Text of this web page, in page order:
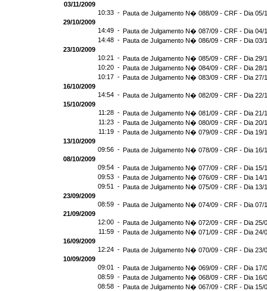
03/11/2009
10:33 - Pauta de Julgamento N� 088/09 - CRF - Dia 05/
29/10/2009
14:49 - Pauta de Julgamento N� 087/09 - CRF - Dia 04/
14:48 - Pauta de Julgamento N� 086/09 - CRF - Dia 03/
23/10/2009
10:21 - Pauta de Julgamento N� 085/09 - CRF - Dia 29/
10:20 - Pauta de Julgamento N� 084/09 - CRF - Dia 28/
10:17 - Pauta de Julgamento N� 083/09 - CRF - Dia 27/
16/10/2009
14:54 - Pauta de Julgamento N� 082/09 - CRF - Dia 22/
15/10/2009
11:28 - Pauta de Julgamento N� 081/09 - CRF - Dia 21/
11:23 - Pauta de Julgamento N� 080/09 - CRF - Dia 20/
11:19 - Pauta de Julgamento N� 079/09 - CRF - Dia 19/
13/10/2009
09:56 - Pauta de Julgamento N� 078/09 - CRF - Dia 16/
08/10/2009
09:54 - Pauta de Julgamento N� 077/09 - CRF - Dia 15/
09:53 - Pauta de Julgamento N� 076/09 - CRF - Dia 14/
09:51 - Pauta de Julgamento N� 075/09 - CRF - Dia 13/
23/09/2009
08:59 - Pauta de Julgamento N� 074/09 - CRF - Dia 07/
21/09/2009
12:00 - Pauta de Julgamento N� 072/09 - CRF - Dia 25/
11:59 - Pauta de Julgamento N� 071/09 - CRF - Dia 24/
16/09/2009
12:24 - Pauta de Julgamento N� 070/09 - CRF - Dia 23/
10/09/2009
09:01 - Pauta de Julgamento N� 069/09 - CRF - Dia 17/
08:59 - Pauta de Julgamento N� 068/09 - CRF - Dia 16/
08:58 - Pauta de Julgamento N� 067/09 - CRF - Dia 15/